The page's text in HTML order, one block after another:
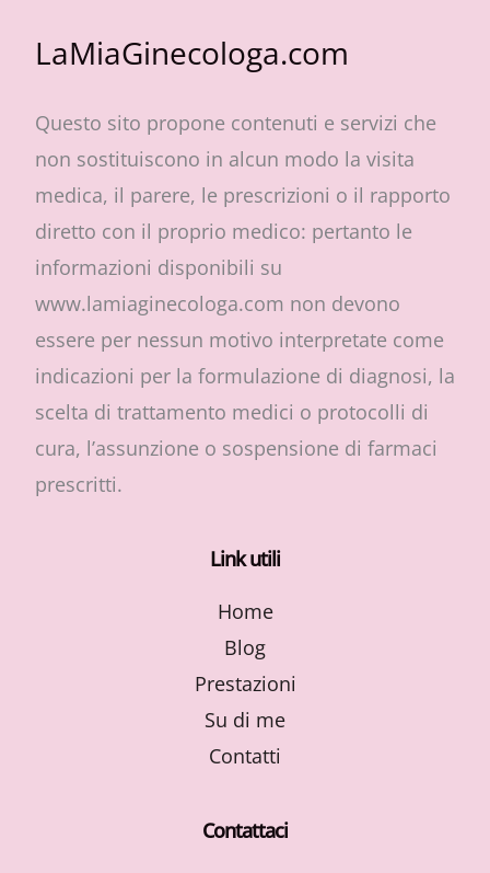
LaMiaGinecologa.com
Questo sito propone contenuti e servizi che
non sostituiscono in alcun modo la visita
medica, il parere, le prescrizioni o il rapporto
diretto con il proprio medico: pertanto le
informazioni disponibili su
www.lamiaginecologa.com non devono
essere per nessun motivo interpretate come
indicazioni per la formulazione di diagnosi, la
scelta di trattamento medici o protocolli di
cura, l’assunzione o sospensione di farmaci
prescritti.
Link utili
Home
Blog
Prestazioni
Su di me
Contatti
Contattaci